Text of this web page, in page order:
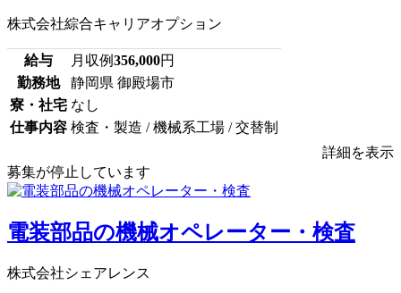
株式会社綜合キャリアオプション
給与 月収例356,000円
勤務地
静岡県 御殿場市
寮・社宅 なし
仕事内容 検査・製造 / 機械系工場 / 交替制
詳細を表示
募集が停止しています
電装部品の機械オペレーター・検査
株式会社シェアレンス